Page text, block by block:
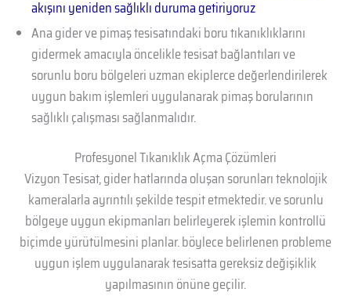
akışını yeniden sağlıklı duruma getiriyoruz
Ana gider ve pimaş tesisatındaki boru tıkanıklıklarını
gidermek amacıyla öncelikle tesisat bağlantıları ve
sorunlu boru bölgeleri uzman ekiplerce değerlendirilerek
uygun bakım işlemleri uygulanarak pimaş borularının
sağlıklı çalışması sağlanmalıdır.
Profesyonel Tıkanıklık Açma Çözümleri
Vizyon Tesisat, gider hatlarında oluşan sorunları teknolojik
kameralarla ayrıntılı şekilde tespit etmektedir. ve sorunlu
bölgeye uygun ekipmanları belirleyerek işlemin kontrollü
biçimde yürütülmesini planlar. böylece belirlenen probleme
uygun işlem uygulanarak tesisatta gereksiz değişiklik
yapılmasının önüne geçilir.